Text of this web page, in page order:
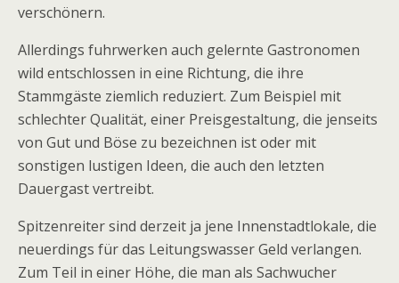
verschönern.
Allerdings fuhrwerken auch gelernte Gastronomen
wild entschlossen in eine Richtung, die ihre
Stammgäste ziemlich reduziert. Zum Beispiel mit
schlechter Qualität, einer Preisgestaltung, die jenseits
von Gut und Böse zu bezeichnen ist oder mit
sonstigen lustigen Ideen, die auch den letzten
Dauergast vertreibt.
Spitzenreiter sind derzeit ja jene Innenstadtlokale, die
neuerdings für das Leitungswasser Geld verlangen.
Zum Teil in einer Höhe, die man als Sachwucher